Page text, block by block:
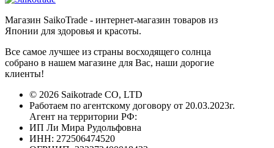
Магазин SaikoTrade - интернет-магазин товаров из
Японии для здоровья и красоты.
Все самое лучшее из страны восходящего солнца
собрано в нашем магазине для Вас, наши дорогие
клиенты!
© 2026 Saikotrade CO, LTD
Работаем по агентскому договору от 20.03.2023г.
Агент на территории РФ:
ИП Ли Мира Рудольфовна
ИНН: 272506474520